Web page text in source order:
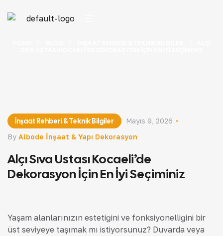
İnşaat Rehberi & Teknik Bilgiler
By Albode İnşaat & Yapı Dekorasyon
Mayıs 9, 2026
Alçı Sıva Ustası Kocaeli’de
Dekorasyon İçin En İyi Seçiminiz
Yaşam alanlarınızın estetiğini ve fonksiyonelliğini bir
üst seviyeye taşımak mı istiyorsunuz? Duvarda veya